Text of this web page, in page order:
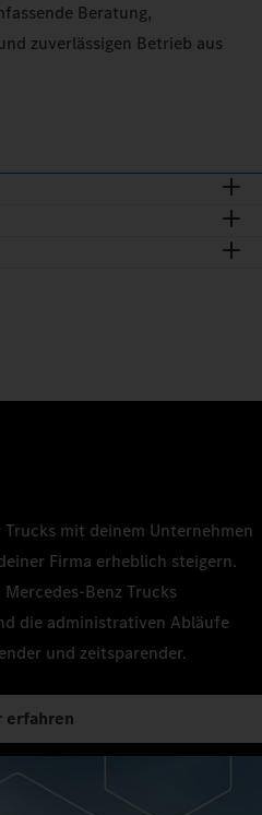
Beratung,
zuverlässigen Betrieb aus
mit deinem Unternehmen
Firma erheblich steigern.
Trucks
die administrativen Abläufe
und zeitsparender.
erfahren